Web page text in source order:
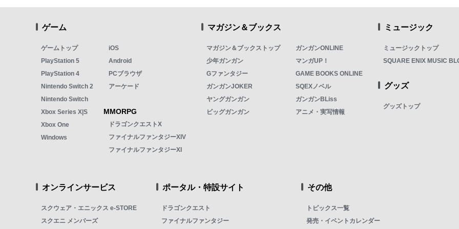
ゲーム
ゲームトップ
PlayStation 5
PlayStation 4
Nintendo Switch 2
Nintendo Switch
Xbox Series X|S
Xbox One
Windows
iOS
Android
PCブラウザ
アーケード
MMORPG
ドラゴンクエストX
ファイナルファンタジーXIV
ファイナルファンタジーXI
マガジン＆ブックス
マガジン＆ブックストップ
少年ガンガン
Gファンタジー
ガンガンJOKER
ヤングガンガン
ビッグガンガン
ガンガンONLINE
マンガUP！
GAME BOOKS ONLINE
SQEXノベル
ガンガンBLiss
アニメ・実写情報
ミュージック
ミュージックトップ
SQUARE ENIX MUSIC
グッズ
グッズトップ
オンラインサービス
スクウェア・エニックス e-STORE
スクエニ メンバーズ
ポータル・特設サイト
ドラゴンクエスト
ファイナルファンタジー
その他
トピックス一覧
発売・イベントカレンダー